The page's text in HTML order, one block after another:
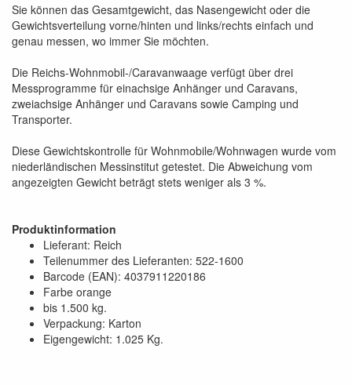
Sie können das Gesamtgewicht, das Nasengewicht oder die
Gewichtsverteilung vorne/hinten und links/rechts einfach und
genau messen, wo immer Sie möchten.
Die Reichs-Wohnmobil-/Caravanwaage verfügt über drei
Messprogramme für einachsige Anhänger und Caravans,
zweiachsige Anhänger und Caravans sowie Camping und
Transporter.
Diese Gewichtskontrolle für Wohnmobile/Wohnwagen wurde vom
niederländischen Messinstitut getestet. Die Abweichung vom
angezeigten Gewicht beträgt stets weniger als 3 %.
Produktinformation
Lieferant: Reich
Teilenummer des Lieferanten: 522-1600
Barcode (EAN): 4037911220186
Farbe orange
bis 1.500 kg.
Verpackung: Karton
Eigengewicht: 1.025 Kg.